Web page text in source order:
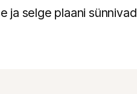
ja selge plaani sünnivad